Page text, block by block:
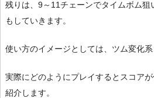
残りは、9～11チェーンでタイムボム
もしていきます。
使い方のイメージとしては、ツム変化系
実際にどのようにプレイするとスコア
紹介します。